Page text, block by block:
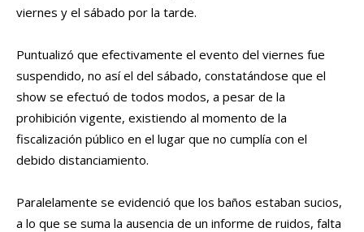
viernes y el sábado por la tarde.
Puntualizó que efectivamente el evento del viernes fue
suspendido, no así el del sábado, constatándose que el
show se efectuó de todos modos, a pesar de la
prohibición vigente, existiendo al momento de la
fiscalización público en el lugar que no cumplía con el
debido distanciamiento.
Paralelamente se evidenció que los baños estaban sucios,
a lo que se suma la ausencia de un informe de ruidos, falta